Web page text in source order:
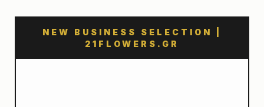
NEW BUSINESS SELECTION |
21FLOWERS.GR